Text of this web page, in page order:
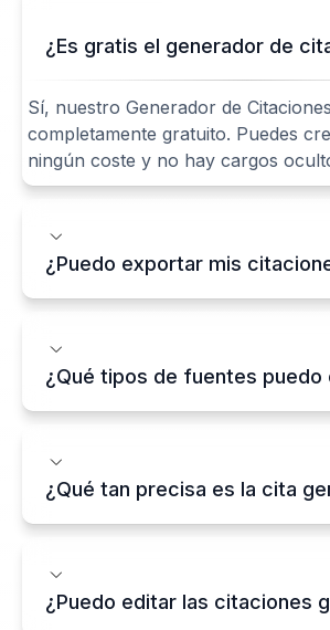
¿Es gratis el generador de
Sí, nuestro Generador de
completamente gratuito. Puedes
ningún coste y no hay cargos
¿Puedo exportar mis
¿Qué tipos de fuentes puedo
¿Qué tan precisa es la cita
¿Puedo editar las citaciones